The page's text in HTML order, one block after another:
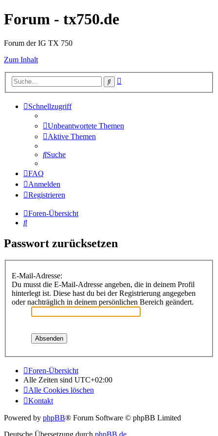
Forum - tx750.de
Forum der IG TX 750
Zum Inhalt
Suche
Schnellzugriff
Unbeantwortete Themen
Aktive Themen
Suche
FAQ
Anmelden
Registrieren
Foren-Übersicht
Suche
Passwort zurücksetzen
E-Mail-Adresse:
Du musst die E-Mail-Adresse angeben, die in deinem Profil
hinterlegt ist. Diese hast du bei der Registrierung angegeben
oder nachträglich in deinem persönlichen Bereich geändert.
Foren-Übersicht
Alle Zeiten sind UTC+02:00
Alle Cookies löschen
Kontakt
Powered by phpBB® Forum Software © phpBB Limited
Deutsche Übersetzung durch phpBB.de